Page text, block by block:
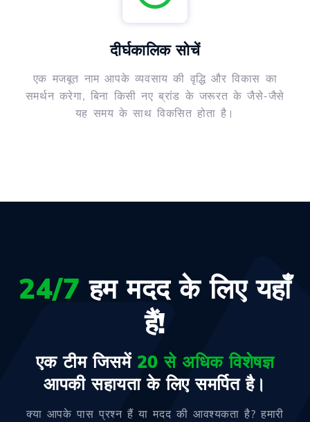
दीर्घकालिक सोचें
एक मजबूत नाम आपके व्यवसाय की वृद्धि और विकास का
समर्थन करेगा, बिना किसी नए ब्रांड के जरूरत के जैसे-जैसे
यह समय के साथ विकसित होता है।
24/7 हम मदद के लिए यहाँ
हैं!
एक टीम जिसमें 20 से अधिक विशेषज्ञ
आपकी सहायता के लिए समर्पित है।
क्या आपके पास प्रश्न हैं या मदद की आवश्यकता है? हमारी